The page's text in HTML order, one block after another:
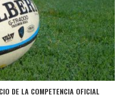
DE LA COMPETENCIA OFICIAL